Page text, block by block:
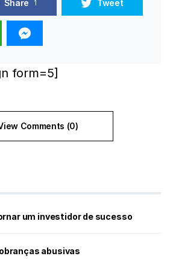
Share 1 Tweet
form=5]
Comments (0)
um investidor de sucesso
abusivas